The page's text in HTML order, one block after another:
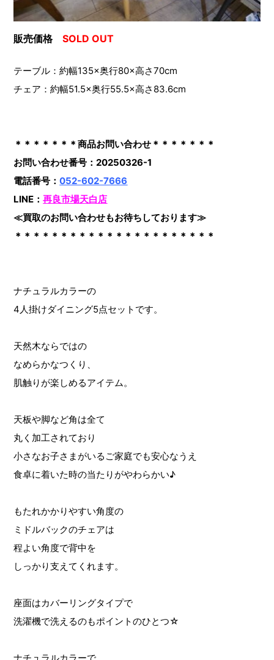
販売価格SOLD OUT
テーブル：約幅135×奥行80×高さ70cm
チェア：約幅51.5×奥行55.5×高さ83.6cm
＊＊＊＊＊＊＊商品お問い合わせ＊＊＊＊＊＊＊
お問い合わせ番号：20250326-1
電話番号：052-602-7666
LINE：再良市場天白店
≪買取のお問い合わせもお待ちしております≫
＊＊＊＊＊＊＊＊＊＊＊＊＊＊＊＊＊＊＊＊＊＊
ナチュラルカラーの
4人掛けダイニング5点セットです。
天然木ならではの
なめらかなつくり、
肌触りが楽しめるアイテム。
天板や脚など角は全て
丸く加工されており
小さなお子さまがいるご家庭でも安心なうえ
食卓に着いた時の当たりがやわらかい♪
もたれかかりやすい角度の
ミドルバックのチェアは
程よい角度で背中を
しっかり支えてくれます。
座面はカバーリングタイプで
洗濯機で洗えるのもポイントのひとつ☆